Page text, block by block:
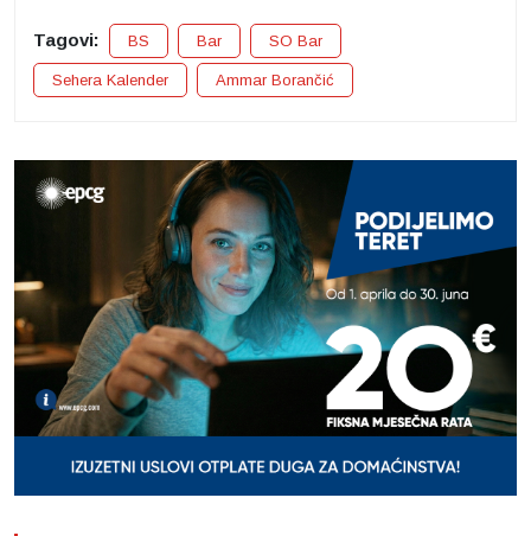
Tagovi: BS Bar SO Bar
Sehera Kalender Ammar Borančić